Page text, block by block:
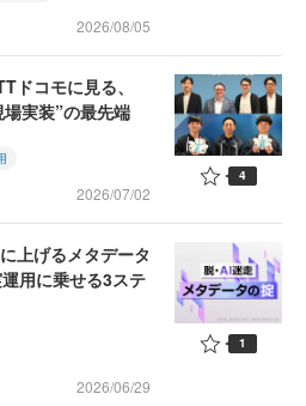
2026/08/05
ドコモに見る、
実装”の最先端
2026/07/02
4
上げるメタデータ
用に乗せる3ステ
2026/06/29
1